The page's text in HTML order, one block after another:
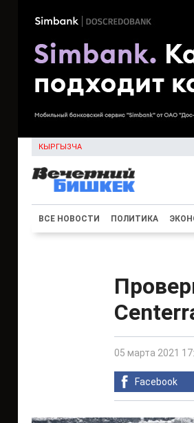
КЫРГЫЗЧА
ВСЕ НОВОСТИ ПОЛИТИКА
05 марта 2021
Facebook